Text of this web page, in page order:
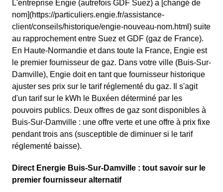
L'entreprise Engie (autrefois GDF Suez) a [changé de
nom](https://particuliers.engie.fr/assistance-
client/conseils/historique/engie-nouveau-nom.html) suite
au rapprochement entre Suez et GDF (gaz de France).
En Haute-Normandie et dans toute la France, Engie est
le premier fournisseur de gaz. Dans votre ville (Buis-Sur-
Damville), Engie doit en tant que fournisseur historique
ajuster ses prix sur le tarif réglementé du gaz. Il s'agit
d'un tarif sur le kWh le Buxéen déterminé par les
pouvoirs publics. Deux offres de gaz sont disponibles à
Buis-Sur-Damville : une offre verte et une offre à prix fixe
pendant trois ans (susceptible de diminuer si le tarif
réglementé baisse).
Direct Energie Buis-Sur-Damville : tout savoir sur le
premier fournisseur alternatif